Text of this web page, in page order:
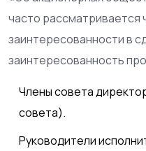
часто рассматривается
заинтересованности в
заинтересованность
Члены совета
совета).
Руководители